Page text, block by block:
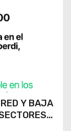
Y BAJA